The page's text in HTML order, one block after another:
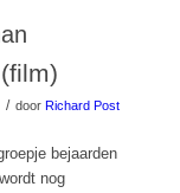
/ door Richard Post
bejaarden
nog